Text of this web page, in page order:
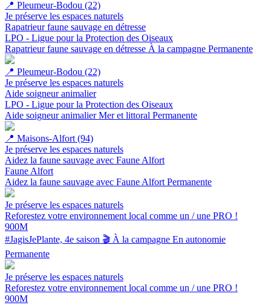
📍 Pleumeur-Bodou (22)
Je préserve les espaces naturels
Rapatrieur faune sauvage en détresse
LPO - Ligue pour la Protection des Oiseaux
Rapatrieur faune sauvage en détresse À la campagne Permanente
📍 Pleumeur-Bodou (22)
Je préserve les espaces naturels
Aide soigneur animalier
LPO - Ligue pour la Protection des Oiseaux
Aide soigneur animalierMer et littoral Permanente
📍 Maisons-Alfort (94)
Je préserve les espaces naturels
Aidez la faune sauvage avec Faune Alfort
Faune Alfort
Aidez la faune sauvage avec Faune Alfort Permanente
Je préserve les espaces naturels
Reforestez votre environnement local comme un / une PRO !
900M
#JagisJePlante, 4e saison 🎬 À la campagne En autonomie
Permanente
Je préserve les espaces naturels
Reforestez votre environnement local comme un / une PRO !
900M